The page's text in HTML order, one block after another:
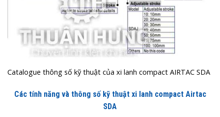
Catalogue thông số kỹ thuật của xi lanh compact AIRTAC SDA
Các tính năng và thông số kỹ thuật xi lanh compact Airtac
SDA